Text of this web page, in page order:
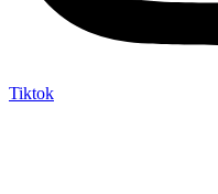
Tiktok